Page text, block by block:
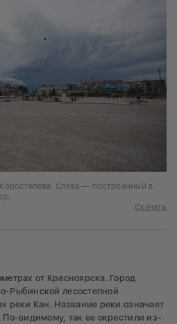
сети
и в каких частях
энергетики?
Слева — построенный в
Скачать
от Красноярска. Город
Рыбинской лесостепной
реки Кан. Название реки означает
По-видимому, так ее окрестили из-